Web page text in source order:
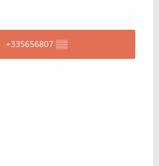
+335656807 ▒▒